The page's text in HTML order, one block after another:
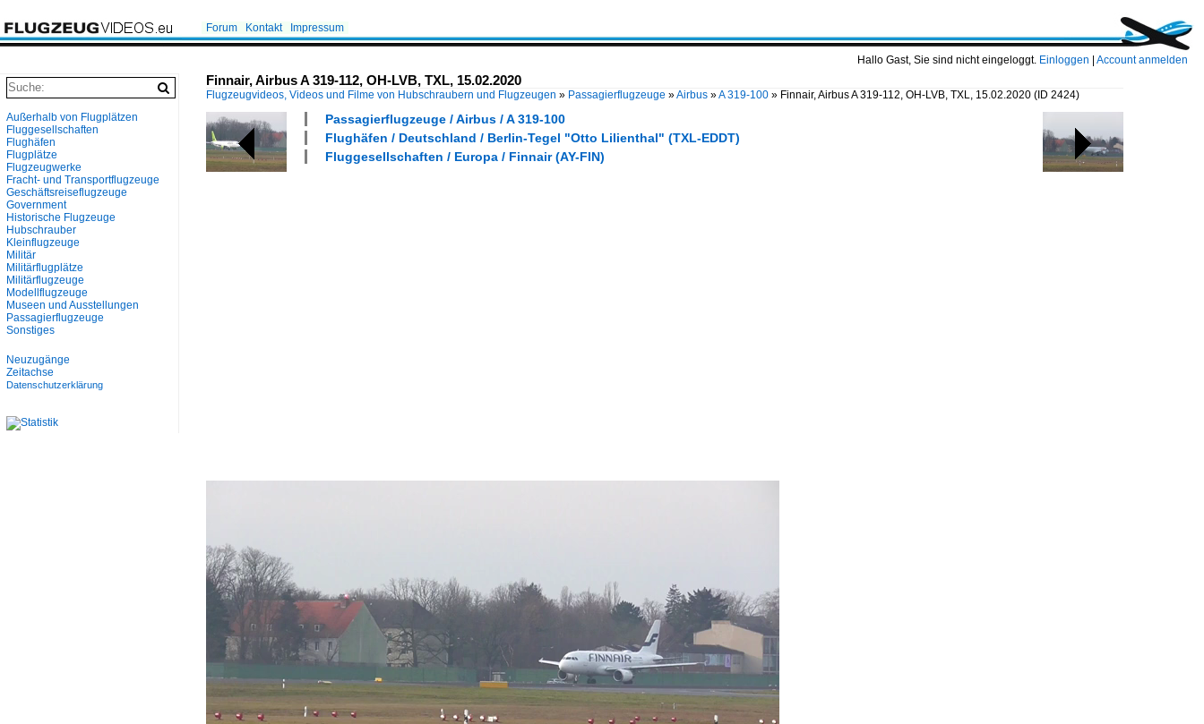
Hallo Gast, Sie sind nicht eingeloggt. Einloggen Account anmelden
Forum Kontakt Impressum
Finnair, Airbus A 319-112, OH-LVB, TXL, 15.02.2020
Flugzeugvideos, Videos und Filme von Hubschraubern und Flugzeugen » Passagierflugzeuge »Airbus »A 319-100 » Finnair, Airbus A 319-112, OH-LVB, TXL, 15.02.2020 (ID 2424)
Passagierflugzeuge / Airbus / A 319-100
Flughäfen / Deutschland / Berlin-Tegel "Otto Lilienthal" (TXL-EDDT)
Fluggesellschaften / Europa / Finnair (AY-FIN)
Außerhalb von Flugplätzen
Fluggesellschaften
Flughäfen
Flugplätze
Flugzeugwerke
Fracht- und Transportflugzeuge
Geschäftsreiseflugzeuge
Government
Historische Flugzeuge
Hubschrauber
Kleinflugzeuge
Militär
Militärflugplätze
Militärflugzeuge
Modellflugzeuge
Museen und Ausstellungen
Passagierflugzeuge
Sonstiges
Neuzugänge
Zeitachse
Datenschutzerklärung